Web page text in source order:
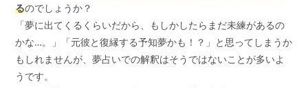
るのでしょうか？
「夢に出てくるくらいだから、もしかしたらまだ未練があるの
かな…。」「元彼と復縁する予知夢かも！？」と思ってしまうか
もしれませんが、夢占いでの解釈はそうではないことが多いよ
うです。